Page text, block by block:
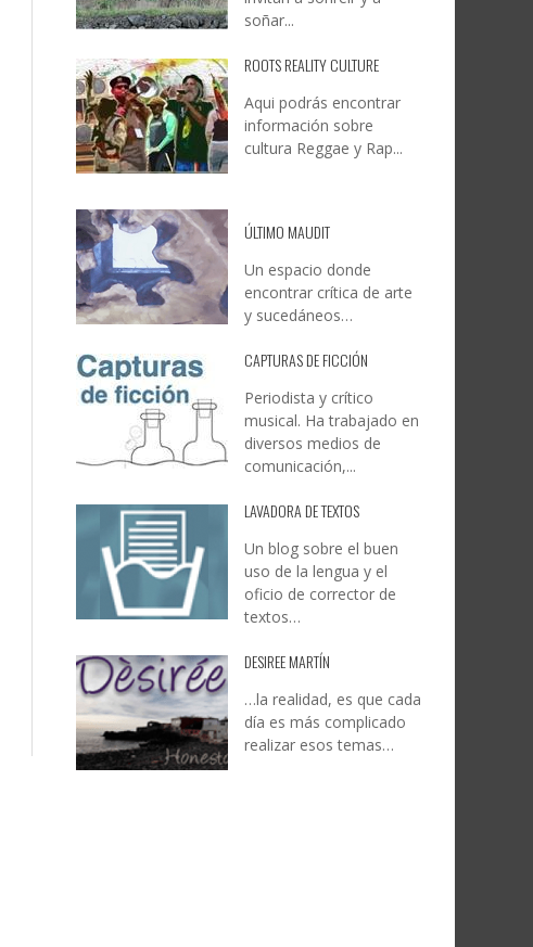
soñar...
ROOTS REALITY CULTURE
Aqui podrás encontrar
información sobre
cultura Reggae y Rap...
ÚLTIMO MAUDIT
Un espacio donde
encontrar crítica de arte
y sucedáneos…
CAPTURAS DE FICCIÓN
Periodista y crítico
musical. Ha trabajado en
diversos medios de
comunicación,...
LAVADORA DE TEXTOS
Un blog sobre el buen
uso de la lengua y el
oficio de corrector de
textos…
DESIREE MARTÍN
…la realidad, es que cada
día es más complicado
realizar esos temas…